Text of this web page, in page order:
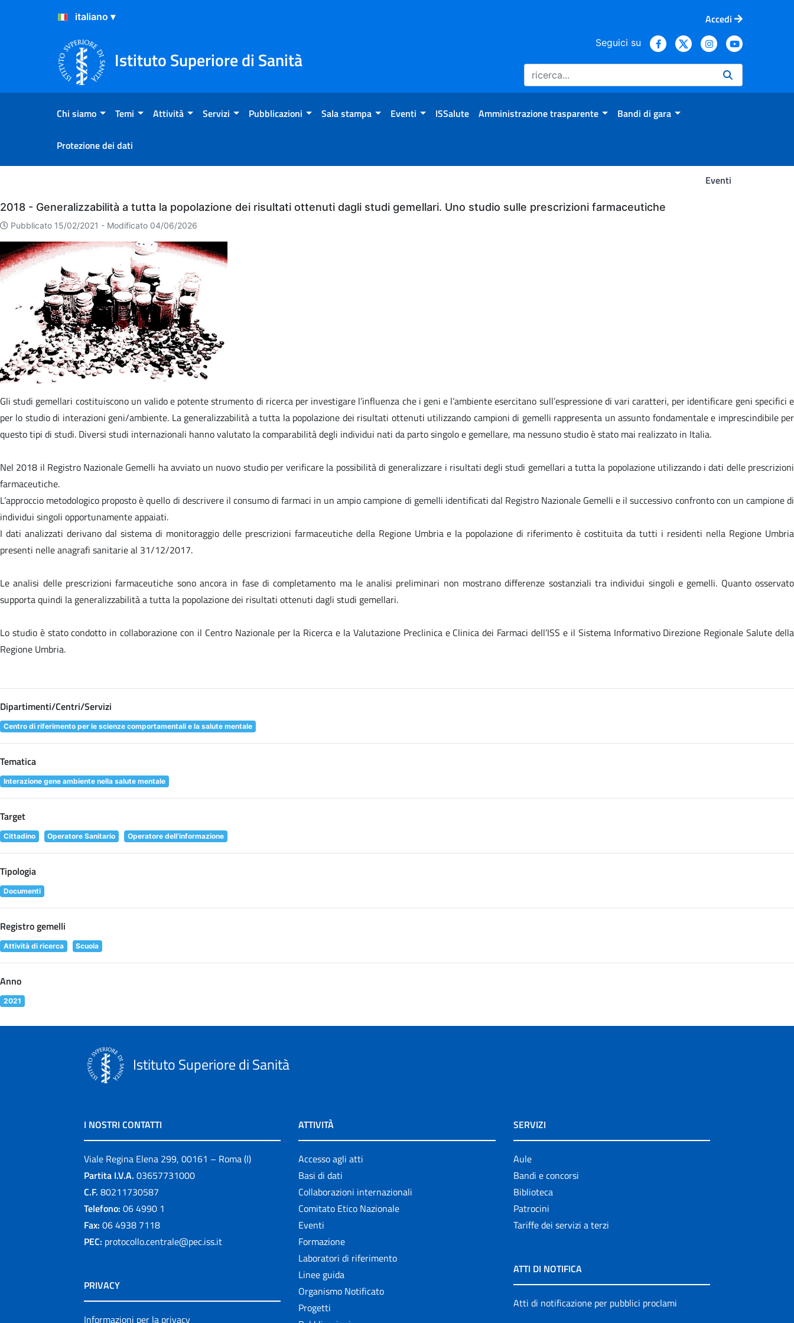
Salta al Contenuto
Salta al Footer
Accedi
Istituto Superiore di Sanità
Seguici su
Chi siamo Temi Attività Servizi Pubblicazioni Sala stampa Eventi ISSalute Amministrazione trasparente Bandi di gara
Protezione dei dati
Eventi
Eventi
2018 - Generalizzabilità a tutta la popolazione dei risultati ottenuti dagli studi gemellari. Uno studio sulle prescrizioni farmaceutiche
Pubblicato 15/02/2021 - Modificato 04/06/2026
Gli studi gemellari costituiscono un valido e potente strumento di ricerca per investigare l’influenza che i geni e l’ambiente esercitano sull’espressione di vari caratteri, per identificare geni specifici e
per lo studio di interazioni geni/ambiente. La generalizzabilità a tutta la popolazione dei risultati ottenuti utilizzando campioni di gemelli rappresenta un assunto fondamentale e imprescindibile per
questo tipi di studi. Diversi studi internazionali hanno valutato la comparabilità degli individui nati da parto singolo e gemellare, ma nessuno studio è stato mai realizzato in Italia.
Nel 2018 il Registro Nazionale Gemelli ha avviato un nuovo studio per verificare la possibilità di generalizzare i risultati degli studi gemellari a tutta la popolazione utilizzando i dati delle prescrizioni
farmaceutiche.
L’approccio metodologico proposto è quello di descrivere il consumo di farmaci in un ampio campione di gemelli identificati dal Registro Nazionale Gemelli e il successivo confronto con un campione di
individui singoli opportunamente appaiati.
I dati analizzati derivano dal sistema di monitoraggio delle prescrizioni farmaceutiche della Regione Umbria e la popolazione di riferimento è costituita da tutti i residenti nella Regione Umbria
presenti nelle anagrafi sanitarie al 31/12/2017.
Le analisi delle prescrizioni farmaceutiche sono ancora in fase di completamento ma le analisi preliminari non mostrano differenze sostanziali tra individui singoli e gemelli. Quanto osservato
supporta quindi la generalizzabilità a tutta la popolazione dei risultati ottenuti dagli studi gemellari.
Lo studio è stato condotto in collaborazione con il Centro Nazionale per la Ricerca e la Valutazione Preclinica e Clinica dei Farmaci dell’ISS e il Sistema Informativo Direzione Regionale Salute della
Regione Umbria.
Dipartimenti/Centri/Servizi
Centro di riferimento per le scienze comportamentali e la salute mentale
Tematica
Interazione gene ambiente nella salute mentale
Target
Cittadino Operatore Sanitario Operatore dell'informazione
Tipologia
Documenti
Registro gemelli
Attività di ricerca Scuola
Anno
2021
Istituto Superiore di Sanità
I NOSTRI CONTATTI
Viale Regina Elena 299, 00161 – Roma (I)
Partita I.V.A. 03657731000
C.F. 80211730587
Telefono: 06 4990 1
Fax: 06 4938 7118
PEC: protocollo.centrale@pec.iss.it
PRIVACY
Informazioni per la privacy
ATTIVITÀ
Accesso agli atti
Basi di dati
Collaborazioni internazionali
Comitato Etico Nazionale
Eventi
Formazione
Laboratori di riferimento
Linee guida
Organismo Notificato
Progetti
SERVIZI
Aule
Bandi e concorsi
Biblioteca
Patrocini
Tariffe dei servizi a terzi
ATTI DI NOTIFICA
Atti di notificazione per pubblici proclami